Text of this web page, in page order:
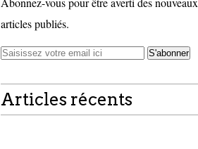
articles publiés.
Articles récents